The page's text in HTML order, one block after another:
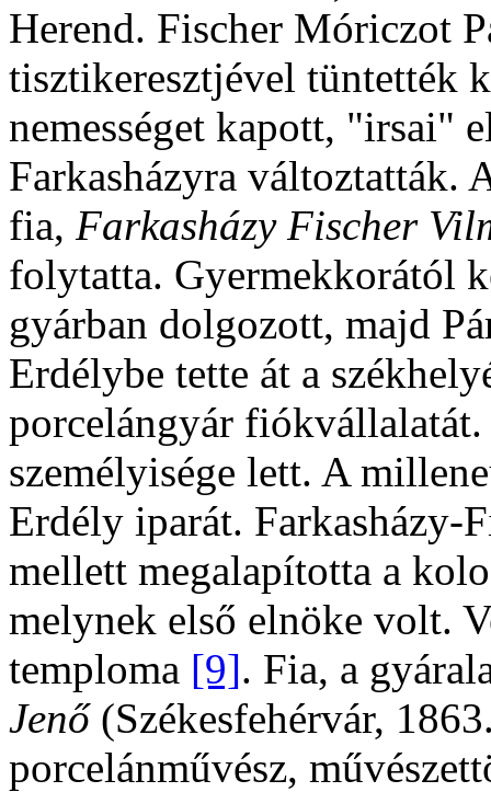
Herend. Fischer Móriczot
tisztikeresztjével tüntették
nemességet kapott, "irsai"
Farkasházyra változtatták.
fia, Farkasházy Fischer
folytatta. Gyermekkorától
gyárban dolgozott, majd
Erdélybe tette át a
porcelángyár
személyisége lett. A
Erdély iparát. Farkasházy-
mellett megalapította a
melynek első elnöke volt.
temploma [9]. Fia, a
Jenő (Székesfehérvár,
porcelánművész,